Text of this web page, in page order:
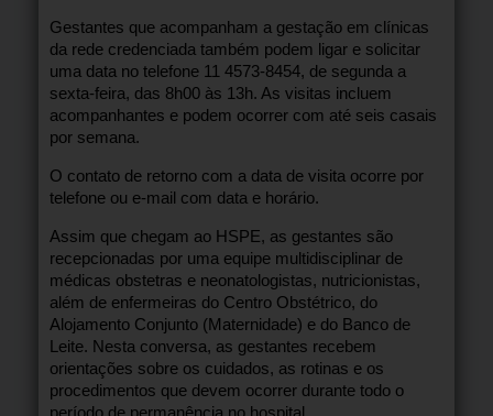
Gestantes que acompanham a gestação em clínicas
da rede credenciada também podem ligar e solicitar
uma data no telefone 11 4573-8454, de segunda a
sexta-feira, das 8h00 às 13h. As visitas incluem
acompanhantes e podem ocorrer com até seis casais
por semana.
O contato de retorno com a data de visita ocorre por
telefone ou e-mail com data e horário.
Assim que chegam ao HSPE, as gestantes são
recepcionadas por uma equipe multidisciplinar de
médicas obstetras e neonatologistas, nutricionistas,
além de enfermeiras do Centro Obstétrico, do
Alojamento Conjunto (Maternidade) e do Banco de
Leite. Nesta conversa, as gestantes recebem
orientações sobre os cuidados, as rotinas e os
procedimentos que devem ocorrer durante todo o
período de permanência no hospital.